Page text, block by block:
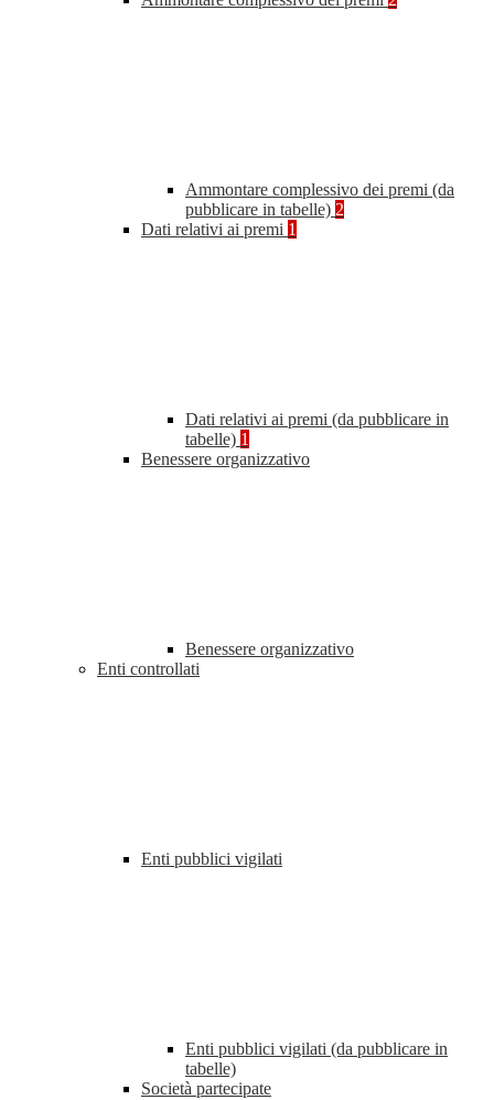
Ammontare complessivo dei premi (da
pubblicare in tabelle) 2
Dati relativi ai premi 1
Dati relativi ai premi (da pubblicare in
tabelle) 1
Benessere organizzativo
Benessere organizzativo
Enti controllati
Enti pubblici vigilati
Enti pubblici vigilati (da pubblicare in
tabelle)
Società partecipate